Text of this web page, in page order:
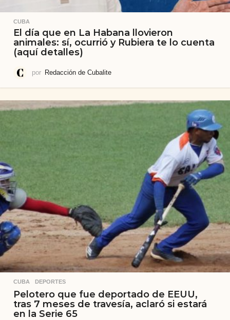
CUBA
El día que en La Habana llovieron
animales: sí, ocurrió y Rubiera te lo cuenta
(aquí detalles)
por Redacción de Cubalite
CUBA ,DEPORTES
Pelotero que fue deportado de EEUU,
tras 7 meses de travesía, aclaró si estará
en la Serie 65